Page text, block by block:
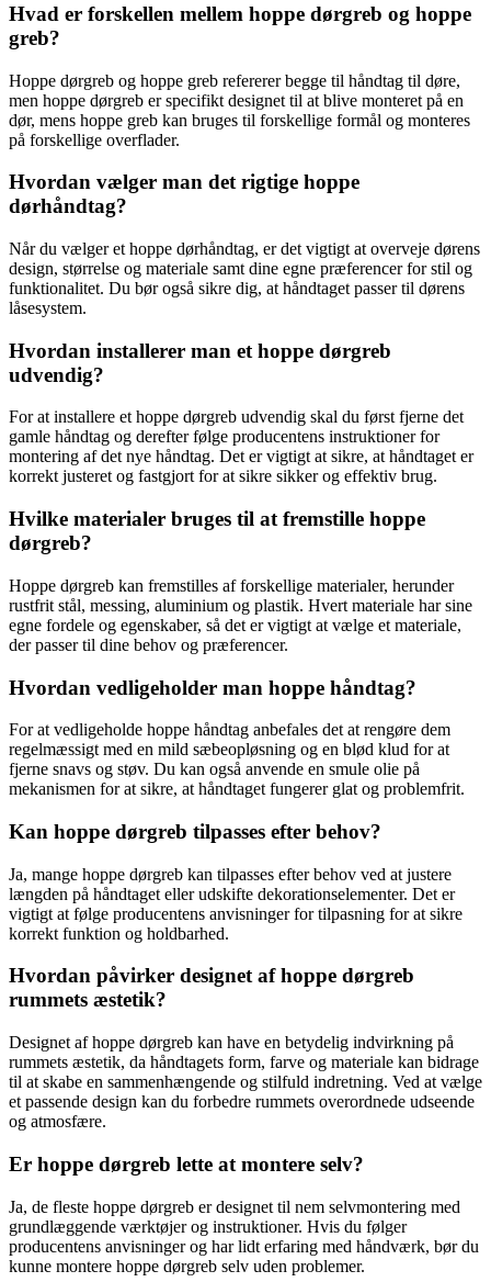
Hvad er forskellen mellem hoppe dørgreb og hoppe
greb?
Hoppe dørgreb og hoppe greb refererer begge til håndtag til døre,
men hoppe dørgreb er specifikt designet til at blive monteret på en
dør, mens hoppe greb kan bruges til forskellige formål og monteres
på forskellige overflader.
Hvordan vælger man det rigtige hoppe
dørhåndtag?
Når du vælger et hoppe dørhåndtag, er det vigtigt at overveje dørens
design, størrelse og materiale samt dine egne præferencer for stil og
funktionalitet. Du bør også sikre dig, at håndtaget passer til dørens
låsesystem.
Hvordan installerer man et hoppe dørgreb
udvendig?
For at installere et hoppe dørgreb udvendig skal du først fjerne det
gamle håndtag og derefter følge producentens instruktioner for
montering af det nye håndtag. Det er vigtigt at sikre, at håndtaget er
korrekt justeret og fastgjort for at sikre sikker og effektiv brug.
Hvilke materialer bruges til at fremstille hoppe
dørgreb?
Hoppe dørgreb kan fremstilles af forskellige materialer, herunder
rustfrit stål, messing, aluminium og plastik. Hvert materiale har sine
egne fordele og egenskaber, så det er vigtigt at vælge et materiale,
der passer til dine behov og præferencer.
Hvordan vedligeholder man hoppe håndtag?
For at vedligeholde hoppe håndtag anbefales det at rengøre dem
regelmæssigt med en mild sæbeopløsning og en blød klud for at
fjerne snavs og støv. Du kan også anvende en smule olie på
mekanismen for at sikre, at håndtaget fungerer glat og problemfrit.
Kan hoppe dørgreb tilpasses efter behov?
Ja, mange hoppe dørgreb kan tilpasses efter behov ved at justere
længden på håndtaget eller udskifte dekorationselementer. Det er
vigtigt at følge producentens anvisninger for tilpasning for at sikre
korrekt funktion og holdbarhed.
Hvordan påvirker designet af hoppe dørgreb
rummets æstetik?
Designet af hoppe dørgreb kan have en betydelig indvirkning på
rummets æstetik, da håndtagets form, farve og materiale kan bidrage
til at skabe en sammenhængende og stilfuld indretning. Ved at vælge
et passende design kan du forbedre rummets overordnede udseende
og atmosfære.
Er hoppe dørgreb lette at montere selv?
Ja, de fleste hoppe dørgreb er designet til nem selvmontering med
grundlæggende værktøjer og instruktioner. Hvis du følger
producentens anvisninger og har lidt erfaring med håndværk, bør du
kunne montere hoppe dørgreb selv uden problemer.